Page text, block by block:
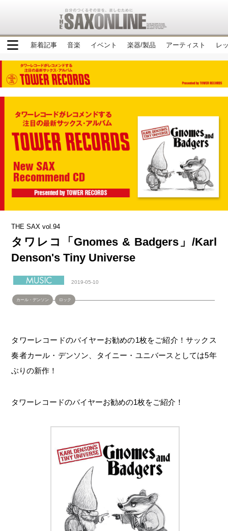
新着記事 音楽 イベント 楽器/製品 アーティスト レ
THE SAX vol.94
タワレコ「Gnomes & Badgers」/Karl
Denson's Tiny Universe
2019-05-10
カール・デンソン ロック
タワーレコードのバイヤーお勧めの1枚をご紹介！サックス
奏者カール・デンソン、タイニー・ユニバースとしては5年
ぶりの新作！
タワーレコードのバイヤーお勧めの1枚をご紹介！